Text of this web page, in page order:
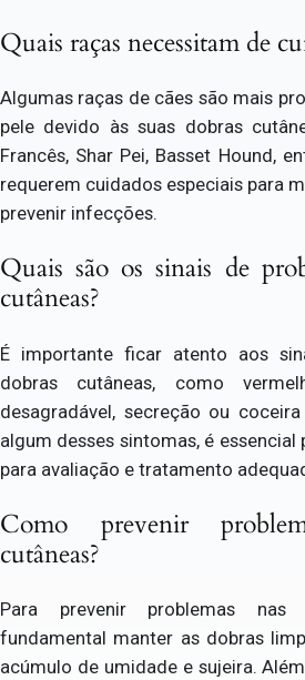
Quais raças necessitam de
Algumas raças de cães são mais
pele devido às suas dobras
Francês, Shar Pei, Basset Hound,
requerem cuidados especiais para
prevenir infecções.
Quais são os sinais de
cutâneas?
É importante ficar atento aos
dobras cutâneas, como
desagradável, secreção ou
algum desses sintomas, é
para avaliação e tratamento
Como prevenir
cutâneas?
Para prevenir problemas nas
fundamental manter as dobras
acúmulo de umidade e sujeira.